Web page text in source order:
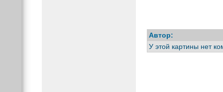
Автор:
У этой картины нет